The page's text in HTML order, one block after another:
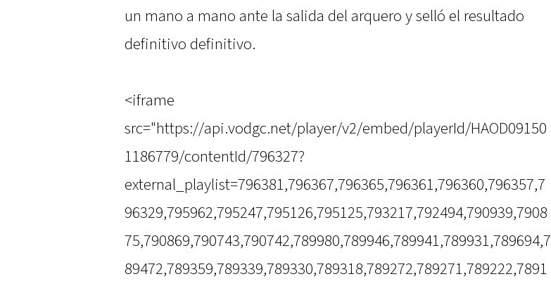
un mano a mano ante la salida del arquero y selló el resultado
definitivo definitivo.
<iframe
src="https://api.vodgc.net/player/v2/embed/playerId/HAOD09150
1186779/contentId/796327?
external_playlist=796381,796367,796365,796361,796360,796357,7
96329,795962,795247,795126,795125,793217,792494,790939,7908
75,790869,790743,790742,789980,789946,789941,789931,789694,7
89472,789359,789339,789330,789318,789272,789271,789222,7891